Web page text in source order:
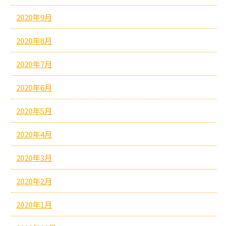
2020年9月
2020年8月
2020年7月
2020年6月
2020年5月
2020年4月
2020年3月
2020年2月
2020年1月